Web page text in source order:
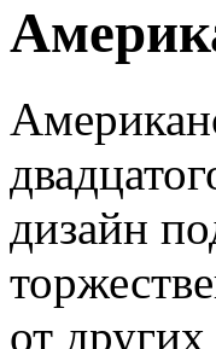
дизайн
от